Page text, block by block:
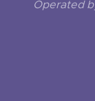
Operated